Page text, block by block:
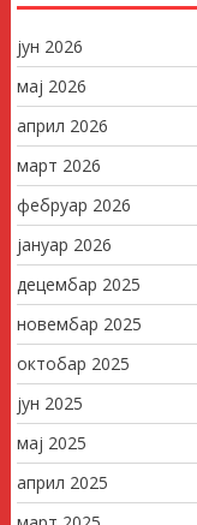
јун 2026
мај 2026
април 2026
март 2026
фебруар 2026
јануар 2026
децембар 2025
новембар 2025
октобар 2025
јун 2025
мај 2025
април 2025